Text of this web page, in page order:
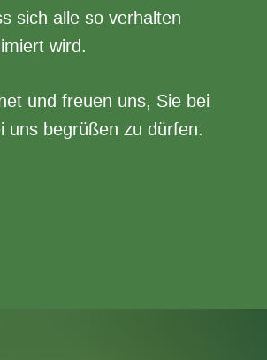
sich alle so verhalten
wird.
und freuen uns, Sie bei
uns begrüßen zu dürfen.